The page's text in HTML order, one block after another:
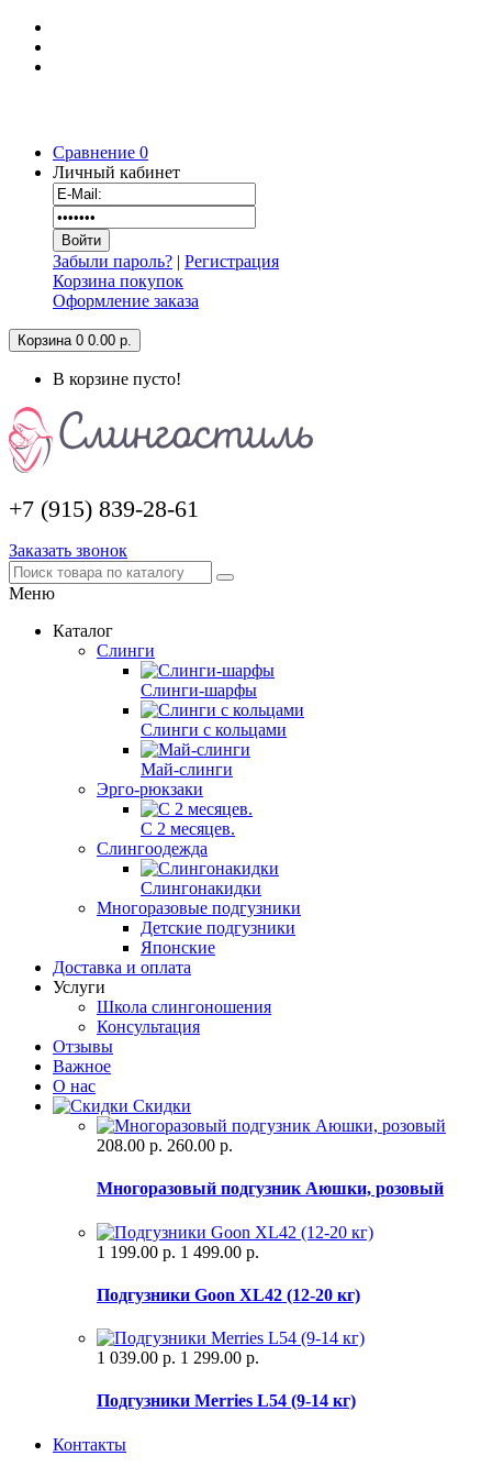
Сравнение 0
Личный кабинет
Забыли пароль? | Регистрация
Корзина покупок
Оформление заказа
Корзина 0 0.00 р.
В корзине пусто!
+7 (915) 839-28-61
Заказать звонок
Меню
Каталог
Слинги
Слинги-шарфы
Слинги с кольцами
Май-слинги
Эрго-рюкзаки
С 2 месяцев.
Слингоодежда
Слингонакидки
Многоразовые подгузники
Детские подгузники
Японские
Доставка и оплата
Услуги
Школа слингоношения
Консультация
Отзывы
Важное
О нас
Скидки
208.00 р. 260.00 р.
Многоразовый подгузник Аюшки, розовый
1 199.00 р. 1 499.00 р.
Подгузники Goon XL42 (12-20 кг)
1 039.00 р. 1 299.00 р.
Подгузники Merries L54 (9-14 кг)
Контакты